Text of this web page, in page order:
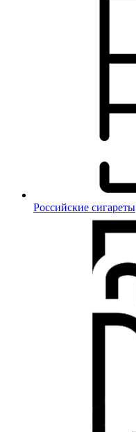
Российские сигареты